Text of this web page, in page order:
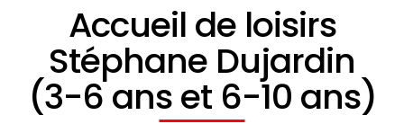
Accueil de loisirs
Stéphane Dujardin
(3-6 ans et 6-10 ans)